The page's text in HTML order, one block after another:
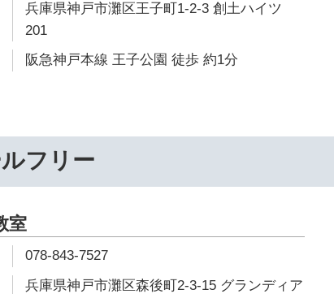
兵庫県神戸市灘区王子町1-2-3 創土ハイツ
201
阪急神戸本線 王子公園 徒歩 約1分
フリー
室
078-843-7527
兵庫県神戸市灘区森後町2-3-15 グランディア